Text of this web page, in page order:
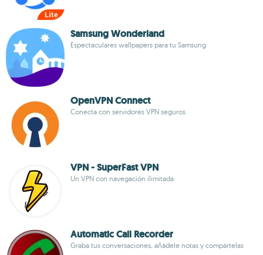
Samsung Wonderland
Espectaculares wallpapers para tu Samsung
OpenVPN Connect
Conecta con servidores VPN seguros
VPN - SuperFast VPN
Un VPN con navegación ilimitada
Automatic Call Recorder
Graba tus conversaciones, añádele notas y compártelas